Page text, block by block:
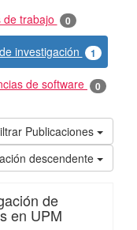
de trabajo 0
investigación 1
de software 0
Publicaciones
descendente
de
en UPM